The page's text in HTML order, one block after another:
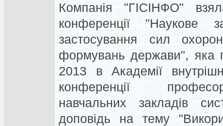
Компанія "ГІСІНФО"
конференції "Наукове
застосування сил
формувань держави", яка
2013 в Академії
конференції
навчальних закладів
доповідь на тему